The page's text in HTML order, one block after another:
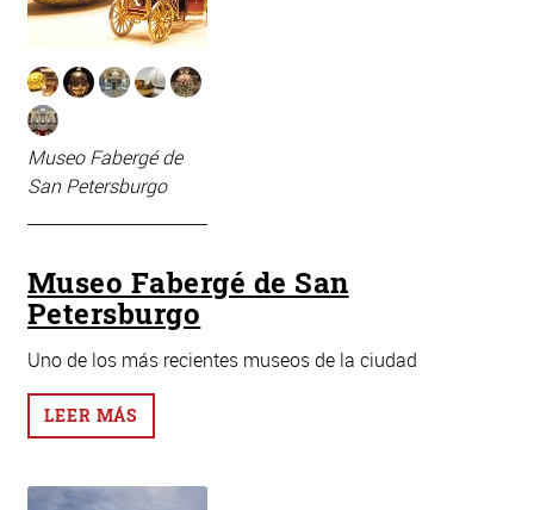
Museo Fabergé de
San Petersburgo
Museo Fabergé de San
Petersburgo
Uno de los más recientes museos de la ciudad
LEER MÁS